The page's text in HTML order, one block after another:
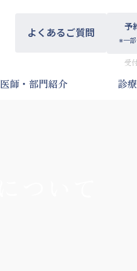
よくあるご質問
予
※一
受
医師・部門紹介 診